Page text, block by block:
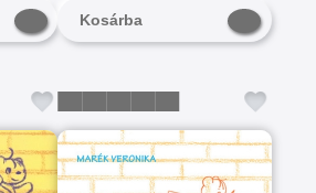
Kosárba